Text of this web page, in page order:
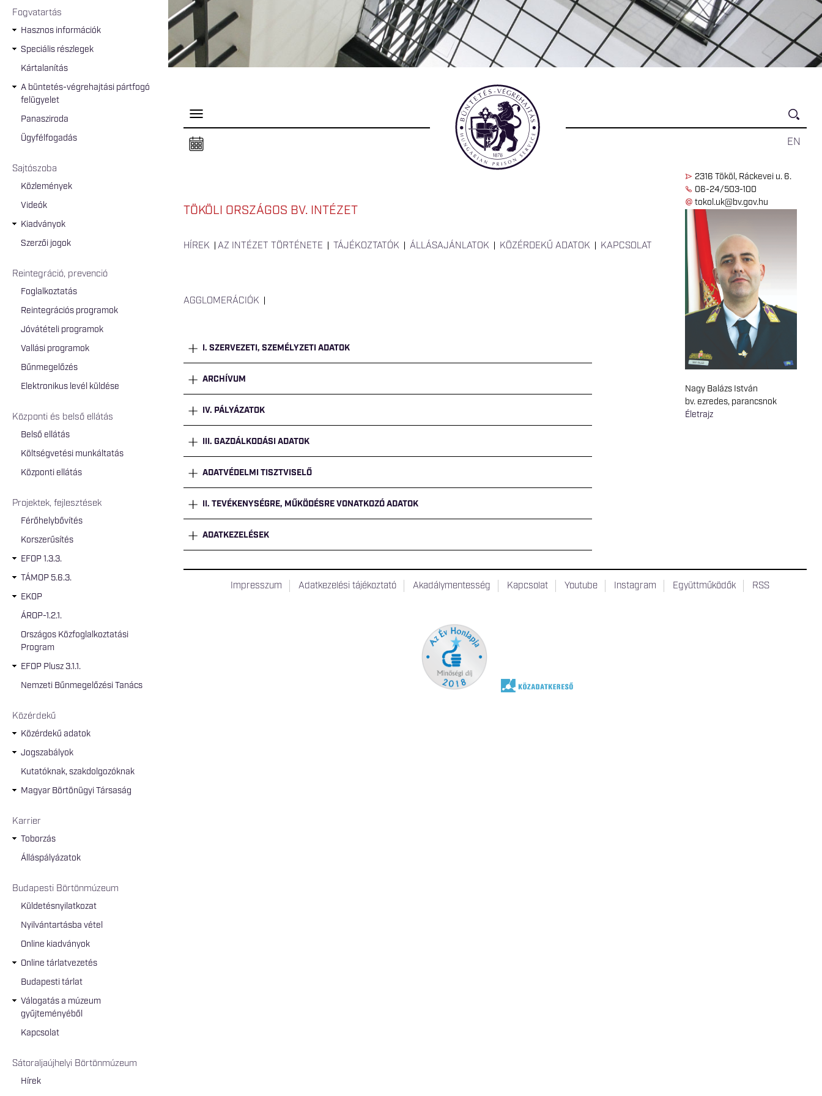
Fogvatartás
Hasznos információk
Speciális részlegek
Kártalanítás
A büntetés-végrehajtási pártfogó
felügyelet
Panasziroda
Ügyfélfogadás
Sajtószoba
Közlemények
Videók
Kiadványok
Szerzői jogok
Reintegráció, prevenció
Foglalkoztatás
Reintegrációs programok
Jóvátételi programok
Vallási programok
Bűnmegelőzés
Elektronikus levél küldése
Központi és belső ellátás
Belső ellátás
Költségvetési munkáltatás
Központi ellátás
Projektek, fejlesztések
Férőhelybővítés
Korszerűsítés
EFOP 1.3.3.
TÁMOP 5.6.3.
EKOP
ÁROP-1.2.1.
Országos Közfoglalkoztatási
Program
EFOP Plusz 3.1.1.
Nemzeti Bűnmegelőzési Tanács
Közérdekű
Közérdekű adatok
Jogszabályok
Kutatóknak, szakdolgozóknak
Magyar Börtönügyi Társaság
Karrier
Toborzás
Álláspályázatok
Budapesti Börtönmúzeum
Küldetésnyilatkozat
Nyilvántartásba vétel
Online kiadványok
Online tárlatvezetés
Budapesti tárlat
Válogatás a múzeum
gyűjteményéből
Kapcsolat
Sátoraljaújhelyi Börtönmúzeum
Hírek
EN
P
e
l
s
a
TÖKÖLI ORSZÁGOS BV. INTÉZET
2316 Tököl, Ráckevei u. 6.
06-24/503-100
tokol.uk@bv.gov.hu
Nagy Balázs István
bv. ezredes, parancsnok
Életrajz
HÍREK AZ INTÉZET TÖRTÉNETE TÁJÉKOZTATÓK ÁLLÁSAJÁNLATOK KÖZÉRDEKŰ ADATOK KAPCSOLAT
AGGLOMERÁCIÓK
I. SZERVEZETI, SZEMÉLYZETI ADATOK
ARCHÍVUM
IV. PÁLYÁZATOK
III. GAZDÁLKODÁSI ADATOK
ADATVÉDELMI TISZTVISELŐ
II. TEVÉKENYSÉGRE, MŰKÖDÉSRE VONATKOZÓ ADATOK
ADATKEZELÉSEK
Impresszum Adatkezelési tájékoztató Akadálymentesség Kapcsolat Youtube Instagram Együttműködők RSS